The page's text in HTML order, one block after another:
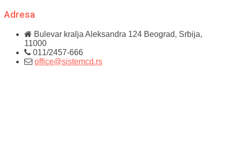
Adresa
Bulevar kralja Aleksandra 124 Beograd, Srbija,
11000
011/2457-666
office@sistemcd.rs